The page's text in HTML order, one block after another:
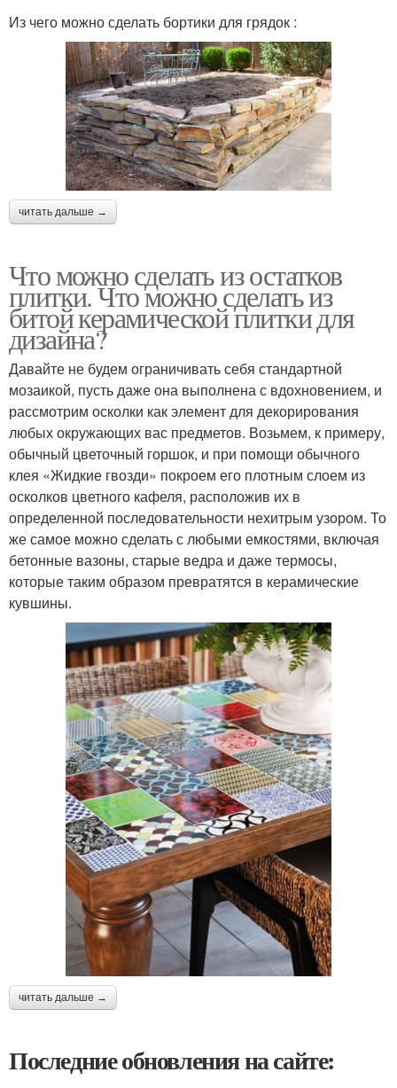
Из чего можно сделать бортики для грядок :
читать дальше →
Что можно сделать из остатков
плитки. Что можно сделать из
битой керамической плитки для
дизайна?
Давайте не будем ограничивать себя стандартной
мозаикой, пусть даже она выполнена с вдохновением, и
рассмотрим осколки как элемент для декорирования
любых окружающих вас предметов. Возьмем, к примеру,
обычный цветочный горшок, и при помощи обычного
клея «Жидкие гвозди» покроем его плотным слоем из
осколков цветного кафеля, расположив их в
определенной последовательности нехитрым узором. То
же самое можно сделать с любыми емкостями, включая
бетонные вазоны, старые ведра и даже термосы,
которые таким образом превратятся в керамические
кувшины.
читать дальше →
Последние обновления на сайте: